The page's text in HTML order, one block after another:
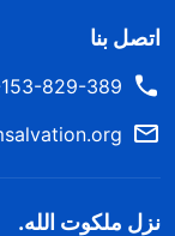
اتصل بنا
389+ 213-551-750-916+
نزل ملكوت الله.